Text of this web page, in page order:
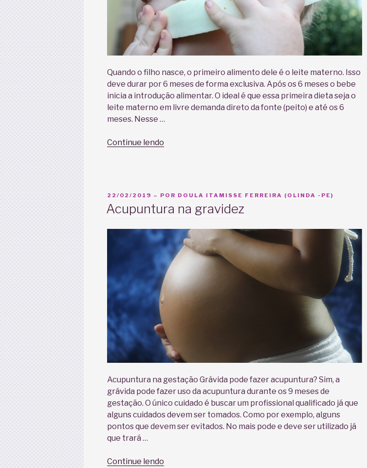
Quando o filho nasce, o primeiro alimento dele é o leite materno. Isso
deve durar por 6 meses de forma exclusiva. Após os 6 meses o bebe
inicia a introdução alimentar. O ideal é que essa primeira dieta seja o
leite materno em livre demanda direto da fonte (peito) e até os 6
meses. Nesse …
Continue lendo
PUBLICADO
22/02/2019 – POR DOULA ITAMISSE FERREIRA (OLINDA -PE)
Acupuntura na gravidez
Acupuntura na gestação Grávida pode fazer acupuntura? Sim, a
grávida pode fazer uso da acupuntura durante os 9 meses de
gestação. O único cuidado é buscar um profissional qualificado já que
alguns cuidados devem ser tomados. Como por exemplo, alguns
pontos que devem ser evitados. No mais pode e deve ser utilizado já
que trará …
Continue lendo